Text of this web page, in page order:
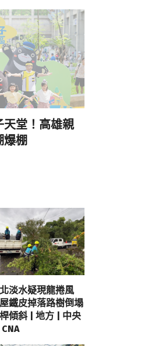
天堂！高雄親
爆棚
淡水疑現龍捲風
鐵皮掉落路樹倒塌
傾斜 | 地方 | 中央